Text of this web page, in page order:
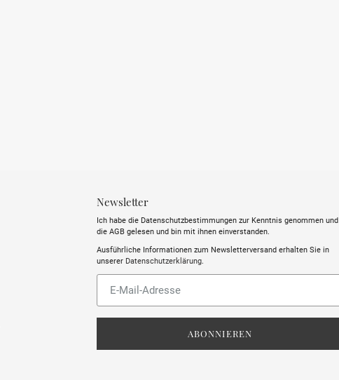
Newsletter
Ich habe die Datenschutzbestimmungen zur Kenntnis genommen und
die AGB gelesen und bin mit ihnen einverstanden.
Ausführliche Informationen zum Newsletterversand erhalten Sie in
unserer Datenschutzerklärung
ABONNIEREN